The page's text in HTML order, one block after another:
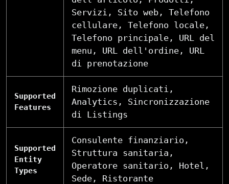
Servizi, Sito web, Telefono
cellulare, Telefono locale,
Telefono principale, URL del
menu, URL dell'ordine, URL
di prenotazione
Supported
Features
Rimozione duplicati,
Analytics, Sincronizzazione
di Listings
Supported
Entity
Types
Consulente finanziario,
Struttura sanitaria,
Operatore sanitario, Hotel,
Sede, Ristorante